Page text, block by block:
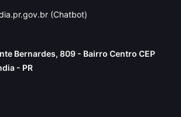
(Chatbot)
Bernardes, 809 - Bairro Centro CEP
- PR